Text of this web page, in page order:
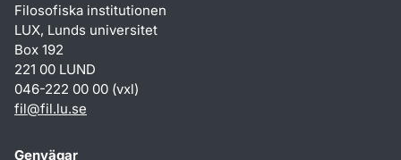
Filosofiska institutionen
LUX, Lunds universitet
Box 192
221 00 LUND
046-222 00 00 (vxl)
fil@fil.lu.se
Genvägar